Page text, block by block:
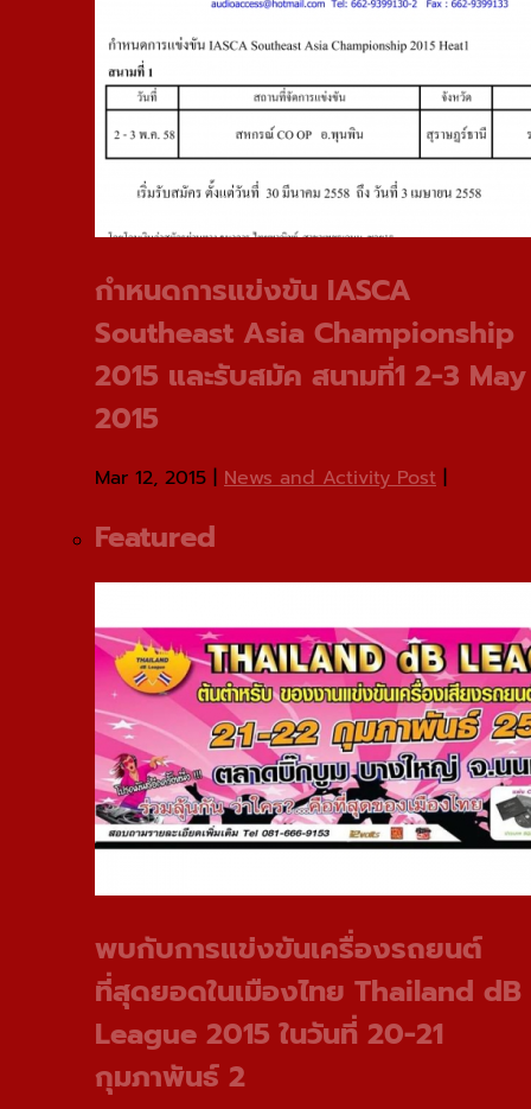
กําหนดการแข่งขัน IASCA
Southeast Asia Championship
2015 และรับสมัค สนามที่1 2-3 May
2015
Mar 12, 2015 | News and Activity Post |
Featured
พบกับการแข่งขันเครื่องรถยนต์
ที่สุดยอดในเมืองไทย Thailand dB
League 2015 ในวันที่ 20-21
กุมภาพันธ์ 2